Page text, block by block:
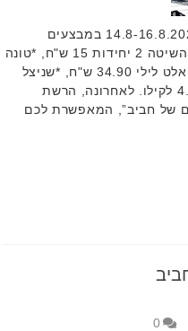
רשת חביב סוגרת את הסוף שבוע 14.8-16.8.2024 במבצעים
מיוחדים. לדוגמא: שמן חמניות בית השיטה 2 יחידות 15 ש"ח, *טונה
פילטונה רביעייה 19.90 ש"ח, נייר טואלט לילי 34.90 ש"ח, *שניצל
עוף טרי 3 ק"ג 130 ש"ח, מלפפון 4.90 לקילו. לאחרונה, הרשת
של חביב”, המאפשרת לכם
0